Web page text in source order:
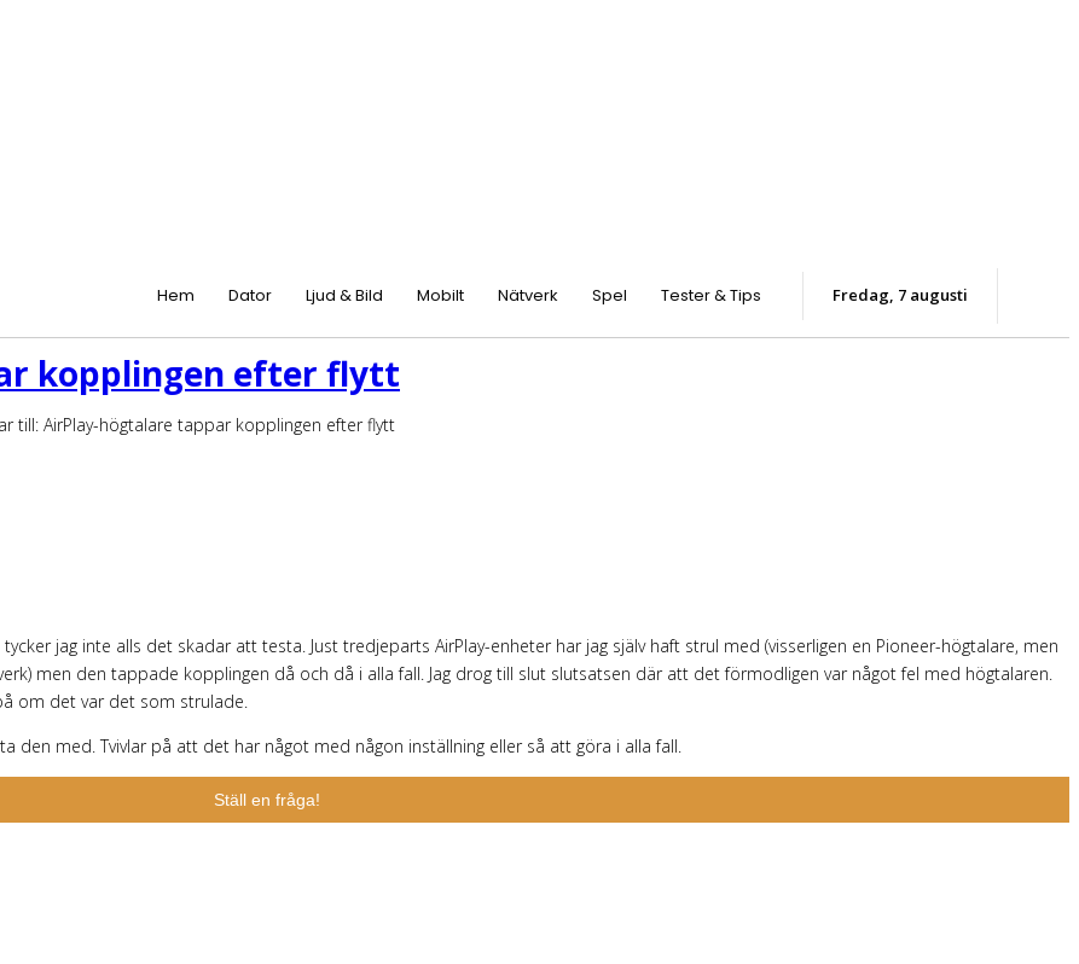
Hem Dator Ljud & Bild Mobilt Nätverk Spel Tester & Tips fredag, 7 augusti
kopplingen efter flytt
till: AirPlay-högtalare tappar kopplingen efter flytt
jag inte alls det skadar att testa. Just tredjeparts AirPlay-enheter har jag själv haft strul med (visserligen en Pioneer-högtalare, men
men den tappade kopplingen då och då i alla fall. Jag drog till slut slutsatsen där att det förmodligen var något fel med högtalaren.
om det var det som strulade.
med. Tvivlar på att det har något med någon inställning eller så att göra i alla fall.
Ställ en fråga!